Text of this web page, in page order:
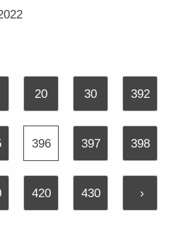
20 30 392
396 397 398
420 430 ›